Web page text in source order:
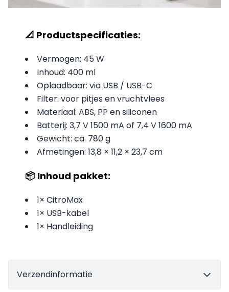
📐 Productspecificaties:
Vermogen: 45 W
Inhoud: 400 ml
Oplaadbaar: via USB / USB-C
Filter: voor pitjes en vruchtvlees
Materiaal: ABS, PP en siliconen
Batterij: 3,7 V 1500 mA of 7,4 V 1600 mA
Gewicht: ca. 780 g
Afmetingen: 13,8 × 11,2 × 23,7 cm
📦 Inhoud pakket:
1× CitroMax
1× USB-kabel
1× Handleiding
Verzendinformatie